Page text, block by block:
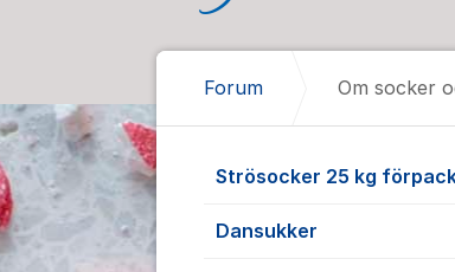
Forum Om socker
Om
Strösocker 25 kg
Dansukker